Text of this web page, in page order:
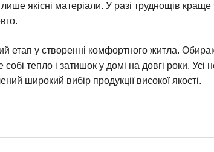
якісні матеріали. У разі труднощів
етап у створенні комфортного житла.
тепло і затишок у домі на довгі роки.
широкий вибір продукції високої якості.